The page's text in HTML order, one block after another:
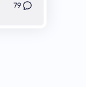
79